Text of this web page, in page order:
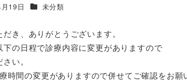
19日 カテゴリー
未分類
き、ありがとうございます。
の日程で診療内容に変更がありますので
い。
時間の変更がありますので併せてご確認をお願